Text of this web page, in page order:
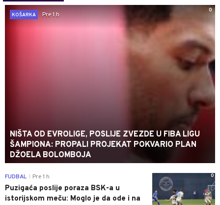
0
KOŠARKA
Pre 1 h
NIŠTA OD EVROLIGE, POSLIJE ZVEZDE U FIBA LIGU
ŠAMPIONA: PROPALI PROJEKAT POKVARIO PLAN
DŽOELA BOLOMBOJA
0
FUDBAL Pre 1 h
Puzigaća poslije poraza BSK-a u
istorijskom meču: Moglo je da ode i na